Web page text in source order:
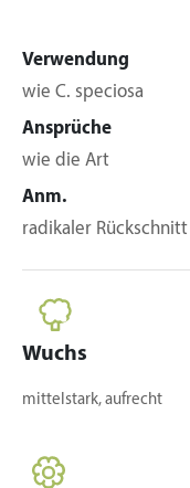
Verwendung
wie C. speciosa
Ansprüche
wie die Art
Anm.
radikaler
Wuchs
mittelstark, aufrecht